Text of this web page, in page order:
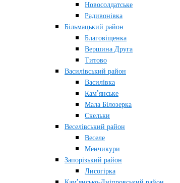
Новосолдатське
Радивонівка
Більмацький район
Благовіщенка
Вершина Друга
Титово
Василівський район
Василівка
Кам’янське
Мала Білозерка
Скельки
Веселівський район
Веселе
Менчикури
Запорізький район
Лисогірка